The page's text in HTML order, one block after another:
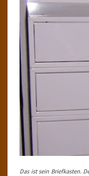
Das ist sein Briefkasten.